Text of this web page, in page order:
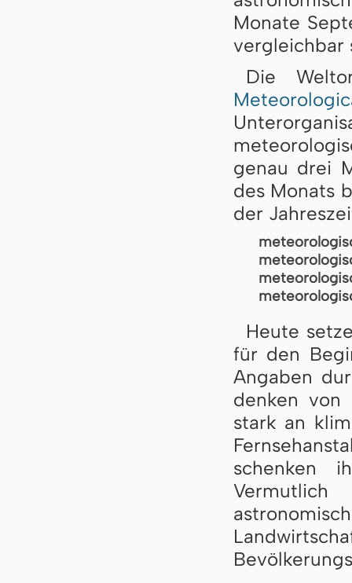
Monate
vergleichbar
Die
genau drei
des Monats
der
Heute
für den
Angaben
denken
stark an
schenken